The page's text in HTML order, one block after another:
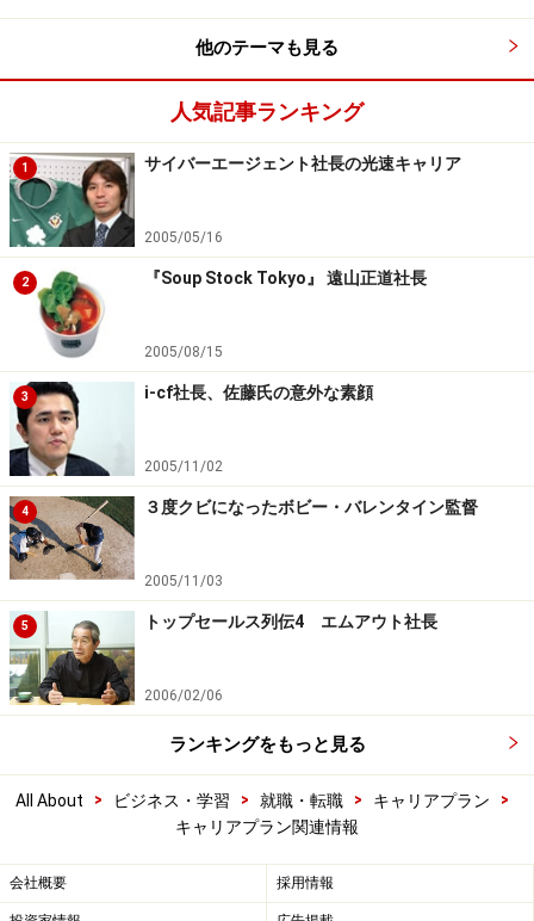
他のテーマも見る
人気記事ランキング
1 サイバーエージェント社長の光速キャリア
2005/05/16
2 『Soup Stock Tokyo』 遠山正道社長
2005/08/15
3 i-cf社長、佐藤氏の意外な素顔
2005/11/02
4 ３度クビになったボビー・バレンタイン監督
2005/11/03
5 トップセールス列伝4 エムアウト社長
2006/02/06
ランキングをもっと見る
All About > ビジネス・学習 > 就職・転職 > キャリアプラン
>
キャリアプラン関連情報
会社概要 採用情報